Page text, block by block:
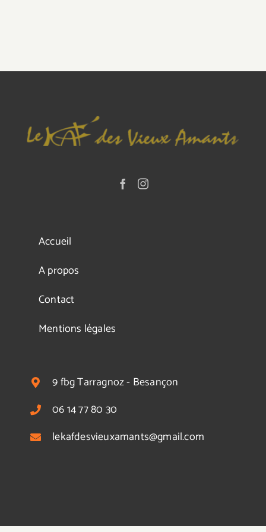
Accueil
A propos
Contact
Mentions légales
9 fbg Tarragnoz - Besançon
06 14 77 80 30
lekafdesvieuxamants@gmail.com